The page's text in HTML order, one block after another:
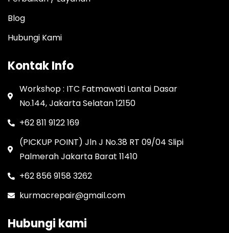
Blog
Hubungi Kami
Kontak Info
Workshop : ITC Fatmawati Lantai Dasar
No.144, Jakarta Selatan 12150
+62 811 9122 169
(PICKUP POINT) Jln J No.38 RT 09/04 Slipi
Palmerah Jakarta Barat 11410
+62 856 9158 3262
kurmacrepair@gmail.com
Hubungi kami